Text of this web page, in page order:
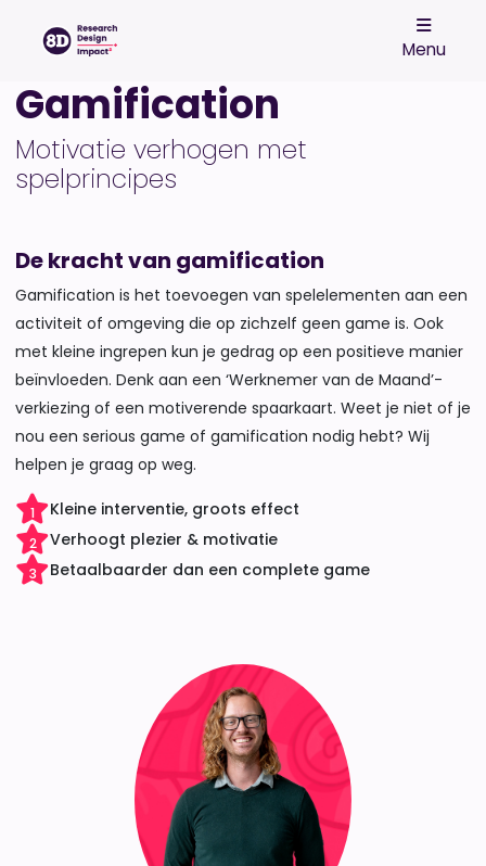
Menu
Gamification
Motivatie verhogen met
spelprincipes
De kracht van gamification
Gamification is het toevoegen van spelelementen aan een
activiteit of omgeving die op zichzelf geen game is. Ook
met kleine ingrepen kun je gedrag op een positieve manier
beïnvloeden. Denk aan een ‘Werknemer van de Maand’-
verkiezing of een motiverende spaarkaart. Weet je niet of je
nou een serious game of gamification nodig hebt? Wij
helpen je graag op weg.
1 Kleine interventie, groots effect
2 Verhoogt plezier & motivatie
3 Betaalbaarder dan een complete game